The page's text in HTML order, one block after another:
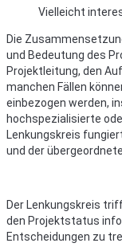
Vielleicht
Die
und Bedeutung des
Projektleitung, den
manchen Fällen
einbezogen werden,
hochspezialisierte
Lenkungskreis
und der
Der Lenkungskreis
den Projektstatus
Entscheidungen zu